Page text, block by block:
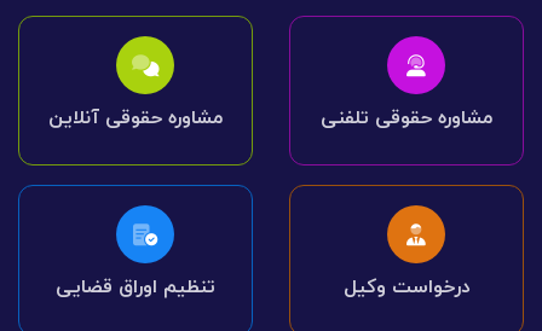
مشاوره حقوقی تلفنی مشاوره حقوقی آنلاین
درخواست وکیل تنظیم اوراق قضایی